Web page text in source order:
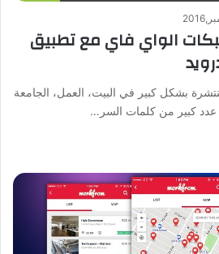
الواي فاي مع تطبيق
بشكل كبير في البيت، العمل، الجامعة
كبير من كلمات السر…